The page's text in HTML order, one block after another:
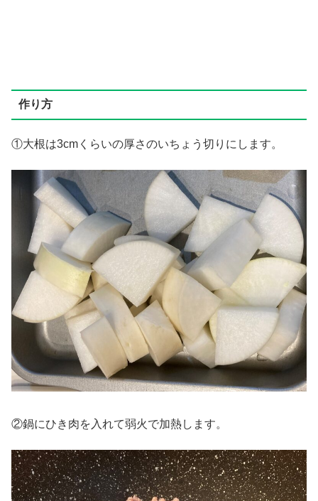
作り方
①大根は3cmくらいの厚さのいちょう切りにします。
②鍋にひき肉を入れて弱火で加熱します。